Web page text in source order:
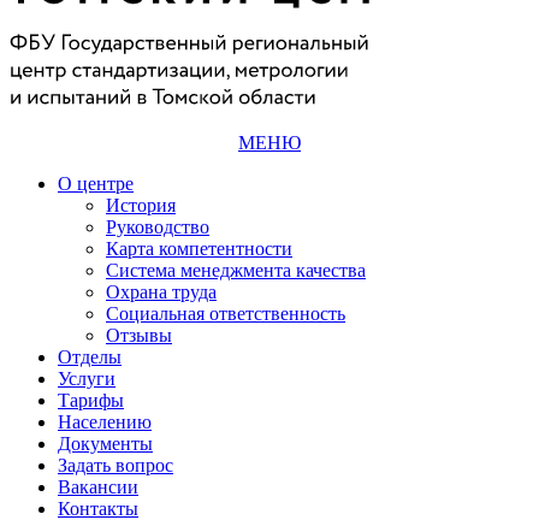
МЕНЮ
О центре
История
Руководство
Карта компетентности
Система менеджмента качества
Охрана труда
Социальная ответственность
Отзывы
Отделы
Услуги
Тарифы
Населению
Документы
Задать вопрос
Вакансии
Контакты